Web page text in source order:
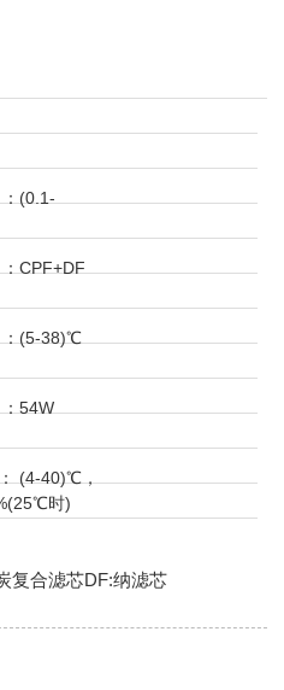
(0.1-
CPF+DF
：(5-38)℃
54W
(4-40)℃，
时)
复合滤芯DF:纳滤芯